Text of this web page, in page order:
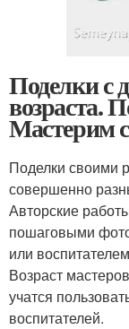
Поделки с
возраста.
Мастерим
Поделки своими
совершенно
Авторские
пошаговыми
или
Возраст
учатся
воспитателей.